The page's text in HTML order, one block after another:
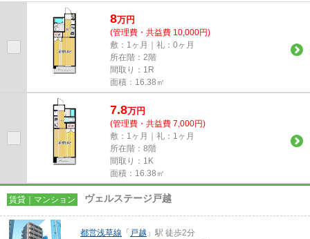
にお問い合わせください。 ...
8万円
(管理費・共益費 10,000円)
敷：1ヶ月｜礼：0ヶ月
所在階：2階
間取り：1R
面積：16.38㎡
7.8万円
(管理費・共益費 7,000円)
敷：1ヶ月｜礼：1ヶ月
所在階：8階
間取り：1K
面積：16.38㎡
賃貸｜マンション ヴェルステージ戸越
都営浅草線 「 戸越 」駅 徒歩2分